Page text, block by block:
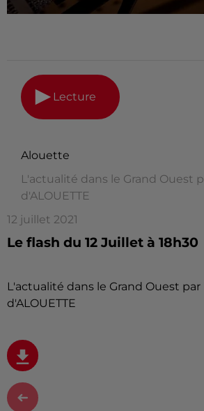
Lecture
Alouette
L'actualité dans le Grand Ouest
d'ALOUETTE
12 juillet 2021
Le flash du 12 Juillet à 18h30
L'actualité dans le Grand Ouest
d'ALOUETTE